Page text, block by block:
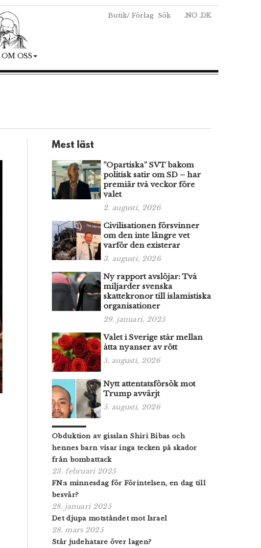
Butik/ Förlag Sök .NO .DK
OM OSS
Mest läst
”Opartiska” SVT bakom
politisk satir om SD – har
premiär två veckor före
valet
2. augusti, 2026
Civilisationen försvinner
om den inte längre vet
varför den existerar
3. augusti, 2026
Ny rapport avslöjar: Två
miljarder svenska
skattekronor till islamistiska
organisationer
29. januari, 2025
Valet i Sverige står mellan
åtta nyanser av rött
5. augusti, 2026
Nytt attentatsförsök mot
Trump avvärjt
5. augusti, 2026
Obduktion av gisslan Shiri Bibas och
hennes barn visar inga tecken på skador
från bombattack
23. februari 2025
FN:s minnesdag för Förintelsen, en dag till
besvär?
28. januari 2025
Det djupa motståndet mot Israel
28. mars 2025
Står judehatare över lagen?